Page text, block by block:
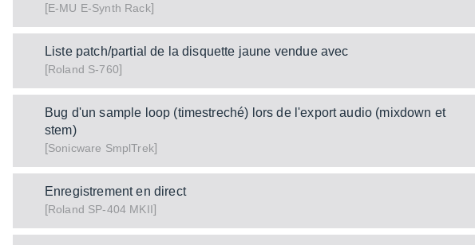
[E-MU E-Synth Rack]
Liste patch/partial de la disquette jaune vendue avec
[Roland S-760]
Bug d'un sample loop (timestreché) lors de l'export audio (mixdown et
stem)
[Sonicware SmplTrek]
Enregistrement en direct
[Roland SP-404 MKII]